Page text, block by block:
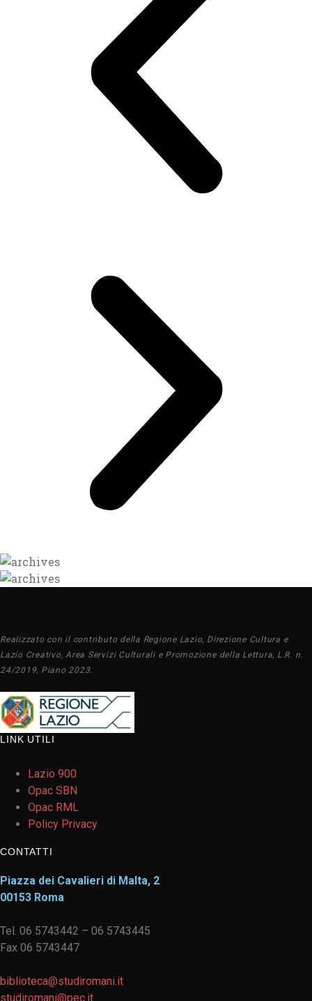
Realizzato con il contributo della Regione Lazio, Direzione Cultura e
Lazio Creativo, Area Servizi Culturali e Promozione della Lettura, L.R. n.
24/2019, Piano 2023.
LINK UTILI
Lazio 900
Opac SBN
Opac RML
Policy Privacy
CONTATTI
Piazza dei Cavalieri di Malta, 2
00153 Roma
Tel. 06 5743442 – 06 5743445
Fax 06 5743447
biblioteca@studiromani.it
studiromani@pec.it